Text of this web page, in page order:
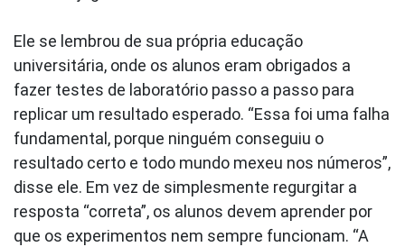
Ele se lembrou de sua própria educação
universitária, onde os alunos eram obrigados a
fazer testes de laboratório passo a passo para
replicar um resultado esperado. “Essa foi uma falha
fundamental, porque ninguém conseguiu o
resultado certo e todo mundo mexeu nos números”,
disse ele. Em vez de simplesmente regurgitar a
resposta “correta”, os alunos devem aprender por
que os experimentos nem sempre funcionam. “A